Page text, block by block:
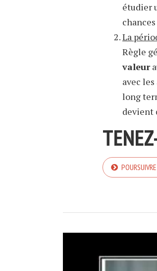
étudier
La
Règle
valeur
avec
long
devient